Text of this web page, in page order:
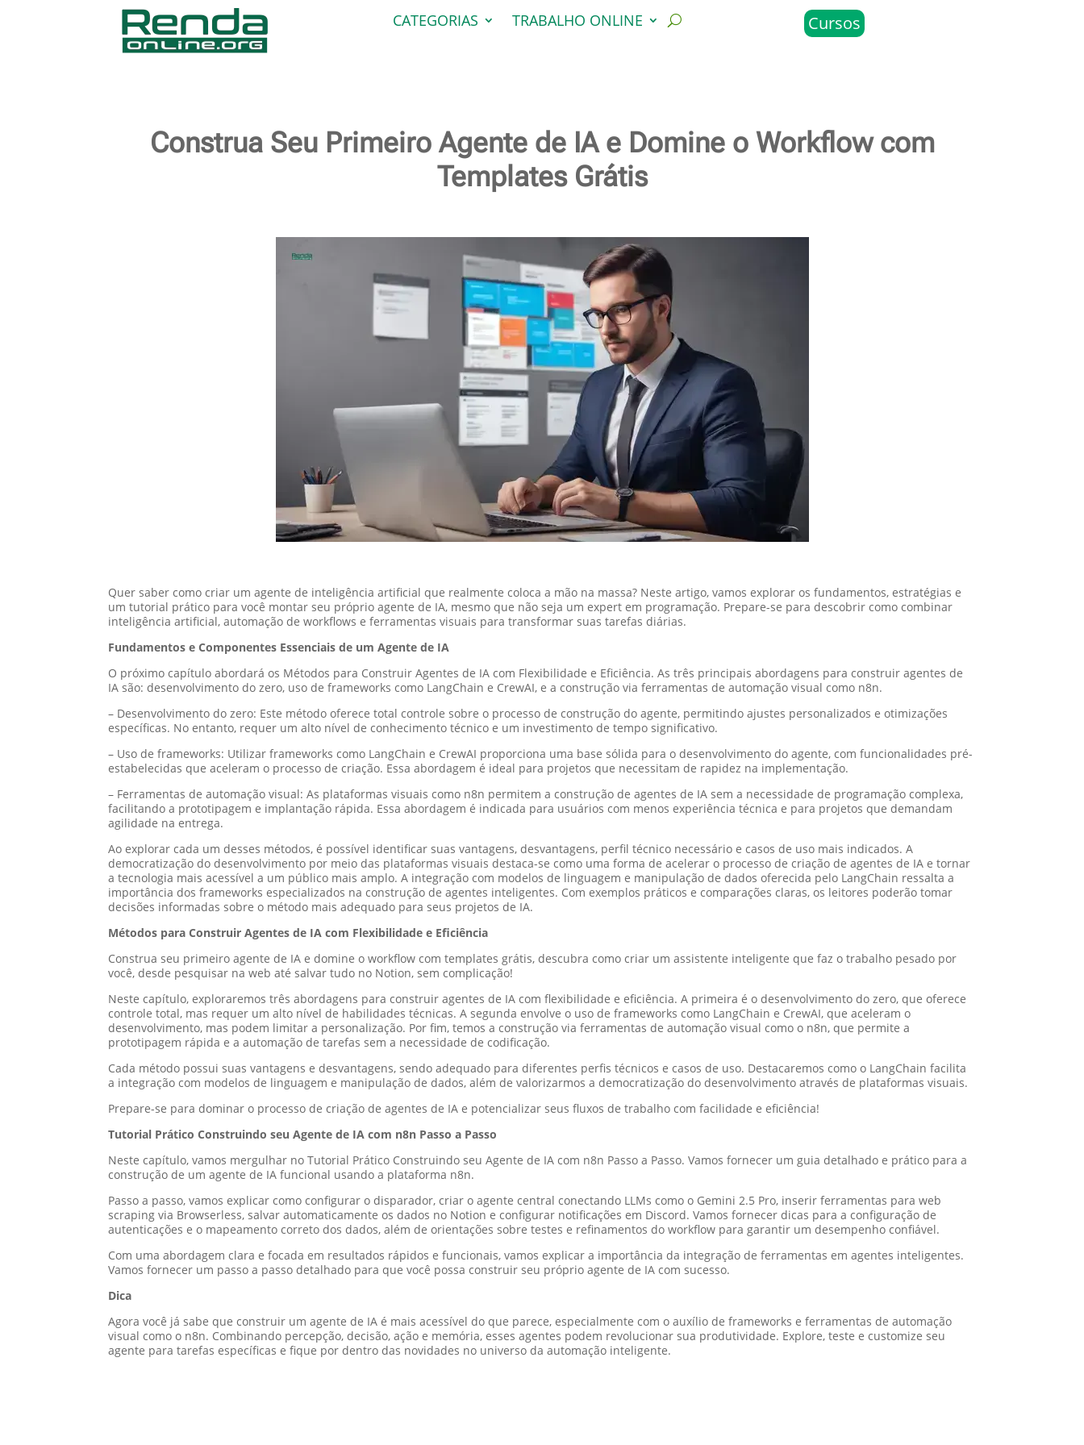
CATEGORIAS TRABALHO ONLINE Cursos
Construa Seu Primeiro Agente de IA e Domine o Workflow com
Templates Grátis
Quer saber como criar um agente de inteligência artificial que realmente coloca a mão na massa? Neste artigo, vamos explorar os fundamentos, estratégias e
um tutorial prático para você montar seu próprio agente de IA, mesmo que não seja um expert em programação. Prepare-se para descobrir como combinar
inteligência artificial, automação de workflows e ferramentas visuais para transformar suas tarefas diárias.
Fundamentos e Componentes Essenciais de um Agente de IA
O próximo capítulo abordará os Métodos para Construir Agentes de IA com Flexibilidade e Eficiência. As três principais abordagens para construir agentes de
IA são: desenvolvimento do zero, uso de frameworks como LangChain e CrewAI, e a construção via ferramentas de automação visual como n8n.
– Desenvolvimento do zero: Este método oferece total controle sobre o processo de construção do agente, permitindo ajustes personalizados e otimizações
específicas. No entanto, requer um alto nível de conhecimento técnico e um investimento de tempo significativo.
– Uso de frameworks: Utilizar frameworks como LangChain e CrewAI proporciona uma base sólida para o desenvolvimento do agente, com funcionalidades pré-
estabelecidas que aceleram o processo de criação. Essa abordagem é ideal para projetos que necessitam de rapidez na implementação.
– Ferramentas de automação visual: As plataformas visuais como n8n permitem a construção de agentes de IA sem a necessidade de programação complexa,
facilitando a prototipagem e implantação rápida. Essa abordagem é indicada para usuários com menos experiência técnica e para projetos que demandam
agilidade na entrega.
Ao explorar cada um desses métodos, é possível identificar suas vantagens, desvantagens, perfil técnico necessário e casos de uso mais indicados. A
democratização do desenvolvimento por meio das plataformas visuais destaca-se como uma forma de acelerar o processo de criação de agentes de IA e tornar
a tecnologia mais acessível a um público mais amplo. A integração com modelos de linguagem e manipulação de dados oferecida pelo LangChain ressalta a
importância dos frameworks especializados na construção de agentes inteligentes. Com exemplos práticos e comparações claras, os leitores poderão tomar
decisões informadas sobre o método mais adequado para seus projetos de IA.
Métodos para Construir Agentes de IA com Flexibilidade e Eficiência
Construa seu primeiro agente de IA e domine o workflow com templates grátis, descubra como criar um assistente inteligente que faz o trabalho pesado por
você, desde pesquisar na web até salvar tudo no Notion, sem complicação!
Neste capítulo, exploraremos três abordagens para construir agentes de IA com flexibilidade e eficiência. A primeira é o desenvolvimento do zero, que oferece
controle total, mas requer um alto nível de habilidades técnicas. A segunda envolve o uso de frameworks como LangChain e CrewAI, que aceleram o
desenvolvimento, mas podem limitar a personalização. Por fim, temos a construção via ferramentas de automação visual como o n8n, que permite a
prototipagem rápida e a automação de tarefas sem a necessidade de codificação.
Cada método possui suas vantagens e desvantagens, sendo adequado para diferentes perfis técnicos e casos de uso. Destacaremos como o LangChain facilita
a integração com modelos de linguagem e manipulação de dados, além de valorizarmos a democratização do desenvolvimento através de plataformas visuais.
Prepare-se para dominar o processo de criação de agentes de IA e potencializar seus fluxos de trabalho com facilidade e eficiência!
Tutorial Prático Construindo seu Agente de IA com n8n Passo a Passo
Neste capítulo, vamos mergulhar no Tutorial Prático Construindo seu Agente de IA com n8n Passo a Passo. Vamos fornecer um guia detalhado e prático para a
construção de um agente de IA funcional usando a plataforma n8n.
Passo a passo, vamos explicar como configurar o disparador, criar o agente central conectando LLMs como o Gemini 2.5 Pro, inserir ferramentas para web
scraping via Browserless, salvar automaticamente os dados no Notion e configurar notificações em Discord. Vamos fornecer dicas para a configuração de
autenticações e o mapeamento correto dos dados, além de orientações sobre testes e refinamentos do workflow para garantir um desempenho confiável.
Com uma abordagem clara e focada em resultados rápidos e funcionais, vamos explicar a importância da integração de ferramentas em agentes inteligentes.
Vamos fornecer um passo a passo detalhado para que você possa construir seu próprio agente de IA com sucesso.
Dica
Agora você já sabe que construir um agente de IA é mais acessível do que parece, especialmente com o auxílio de frameworks e ferramentas de automação
visual como o n8n. Combinando percepção, decisão, ação e memória, esses agentes podem revolucionar sua produtividade. Explore, teste e customize seu
agente para tarefas específicas e fique por dentro das novidades no universo da automação inteligente.